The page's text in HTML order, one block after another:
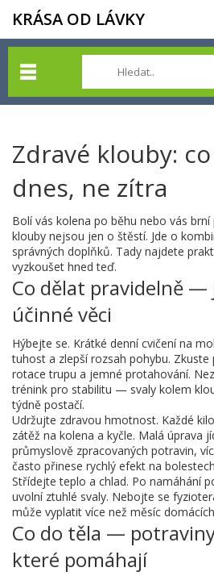
KRÁSA OD LÁVKY
Zdravé klouby:
dnes, ne zítra
Bolí vás kolena po běhu nebo vás
klouby nejsou jen o štěstí. Jde o
správných doplňků. Tady najdete
vyzkoušet hned teď.
Co dělat pravidelně —
účinné věci
Hýbejte se. Krátké denní cvičení na
tuhost a zlepší rozsah pohybu.
rotace trupu a jemné protahování.
trénink pro stabilitu — svaly kolem
týdně postačí.
Udržujte zdravou hmotnost. Každé
zátěž na kolena a kyčle. Malá úprava
průmyslově zpracovaných potravin,
často přinese rychlý efekt na
Střídejte teplo a chlad. Po namáhání
uvolní ztuhlé svaly. Nebojte se
může vyplatit více než měsíc
Co do těla —
které pomáhají